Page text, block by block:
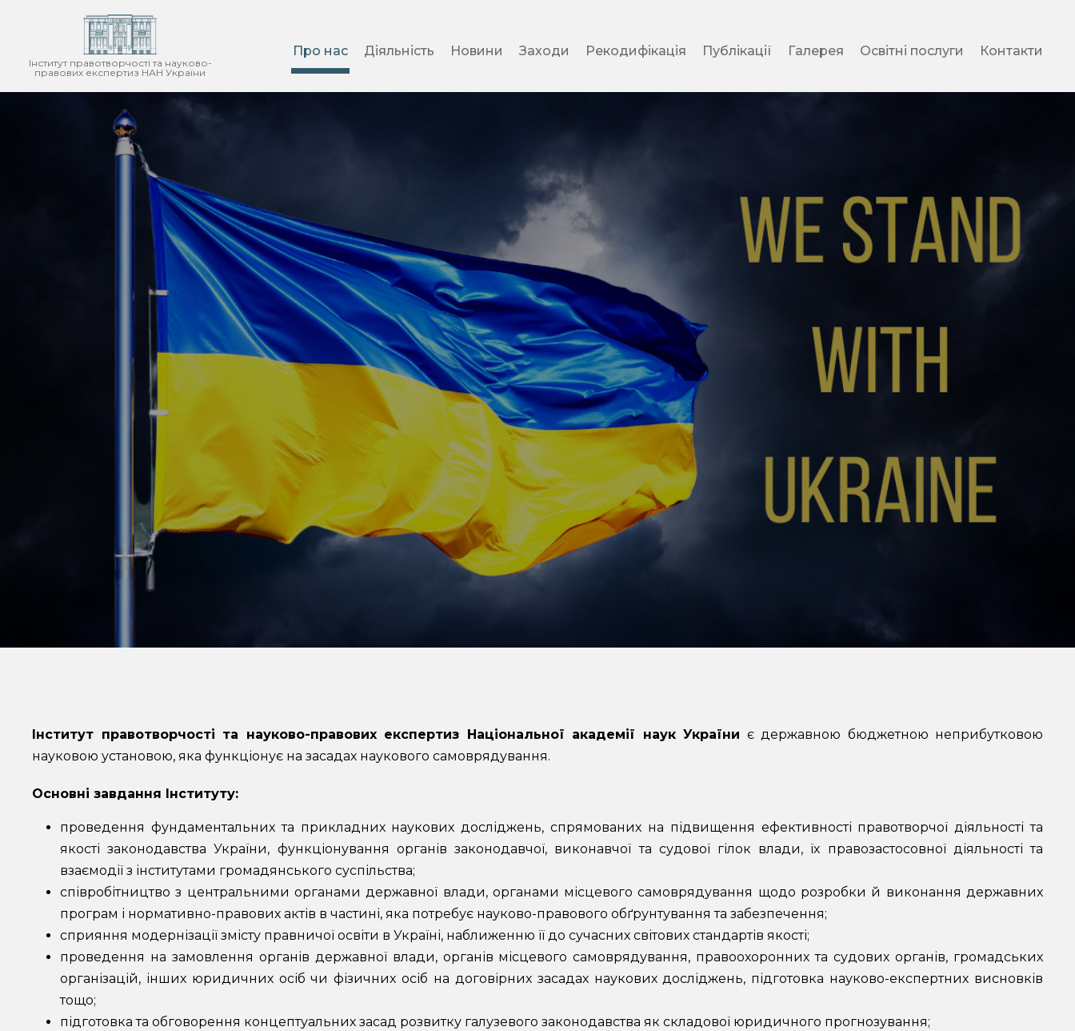
Інститут правотворчості та науково-
правових експертиз НАН України
Про нас Діяльність Новини Заходи Рекодифікація Публікації Галерея Освітні послуги Контакти
Інститут правотворчості та науково-правових експертиз Національної академії наук України є державною бюджетною неприбутковою
науковою установою, яка функціонує на засадах наукового самоврядування.
Основні завдання Інституту:
проведення фундаментальних та прикладних наукових досліджень, спрямованих на підвищення ефективності правотворчої діяльності та
якості законодавства України, функціонування органів законодавчої, виконавчої та судової гілок влади, їх правозастосовної діяльності та
взаємодії з інститутами громадянського суспільства;
співробітництво з центральними органами державної влади, органами місцевого самоврядування щодо розробки й виконання державних
програм і нормативно-правових актів в частині, яка потребує науково-правового обґрунтування та забезпечення;
сприяння модернізації змісту правничої освіти в Україні, наближенню її до сучасних світових стандартів якості;
проведення на замовлення органів державної влади, органів місцевого самоврядування, правоохоронних та судових органів, громадських
організацій, інших юридичних осіб чи фізичних осіб на договірних засадах наукових досліджень, підготовка науково-експертних висновків
тощо;
підготовка та обговорення концептуальних засад розвитку галузевого законодавства як складової юридичного прогнозування;